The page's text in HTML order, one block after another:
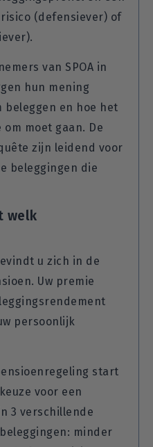
(defensiever) of
van SPOA in
hun mening
beleggen en hoe het
moet gaan. De
zijn leidend voor
beleggingen die
welk
u zich in de
Uw premie
persoonlijk
start
voor een
3 verschillende
minder